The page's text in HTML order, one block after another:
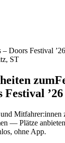
– Doors Festival ’26
, ST
zum
Festival ’26
Mitfahrer:innen
— Plätze
ohne App.